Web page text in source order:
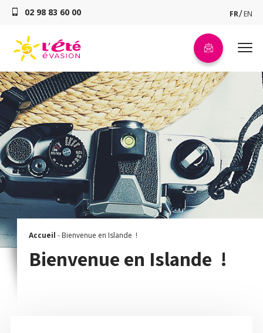
FR EN
02 98 83 60 00
Accueil - Bienvenue en Islande !
Bienvenue en Islande !